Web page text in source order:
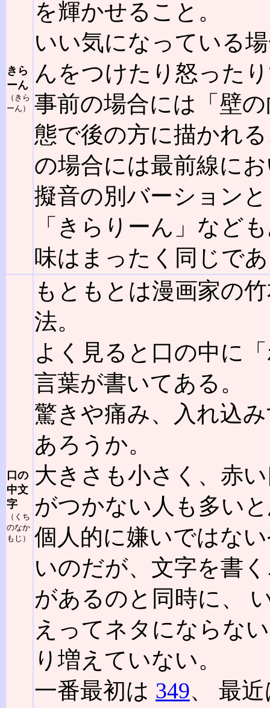
きら
ーん
（きら
ーん）
を輝かせること。
いい気になっている
んをつけたり怒った
事前の場合には「壁
態で後の方に描かれ
の場合には最前線に
擬音の別バーション
「きらりーん」など
味はまったく同じで
口の
中文
字
（くち
のなか
もじ）
もともとは漫画家の
法。
よく見ると口の中に
言葉が書いてある。
驚きや痛み、入れ込
あろうか。
大きさも小さく、赤
がつかない人も多い
個人的に嫌いではな
いのだが、文字を書
があるのと同時に、
えってネタにならな
り増えていない。
一番最初は 349、 最